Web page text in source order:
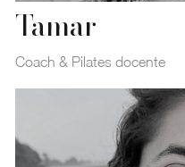
Tamar
Coach & Pilates docente